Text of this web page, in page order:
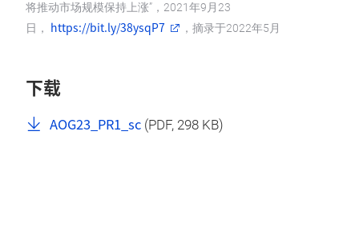
将推动市场规模保持上涨”，2021年9月23
日， https://bit.ly/38ysqP7 ，摘录于2022年5月
下载
AOG23_PR1_sc (PDF, 298 KB)